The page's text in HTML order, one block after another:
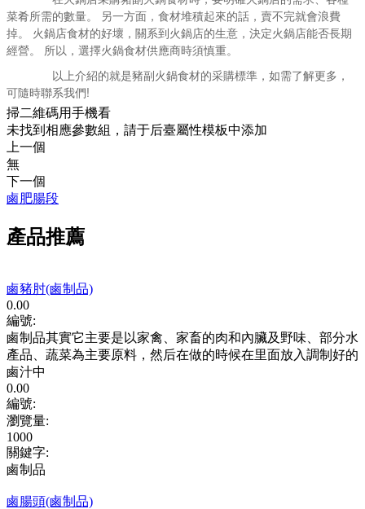
菜肴所需的數量。 另一方面，食材堆積起來的話，賣不完就會浪費
掉。 火鍋店食材的好壞，關系到火鍋店的生意，決定火鍋店能否長期
經營。 所以，選擇火鍋食材供應商時須慎重。
以上介紹的就是豬副火鍋食材的采購標準，如需了解更多，
可隨時聯系我們!
掃二維碼用手機看
未找到相應參數組，請于后臺屬性模板中添加
上一個
無
下一個
鹵肥腸段
產品推薦
鹵豬肘(鹵制品)
0.00
編號:
鹵制品其實它主要是以家禽、家畜的肉和內臟及野味、部分水
產品、蔬菜為主要原料，然后在做的時候在里面放入調制好的
鹵汁中
0.00
編號:
瀏覽量:
1000
關鍵字:
鹵制品
鹵腸頭(鹵制品)